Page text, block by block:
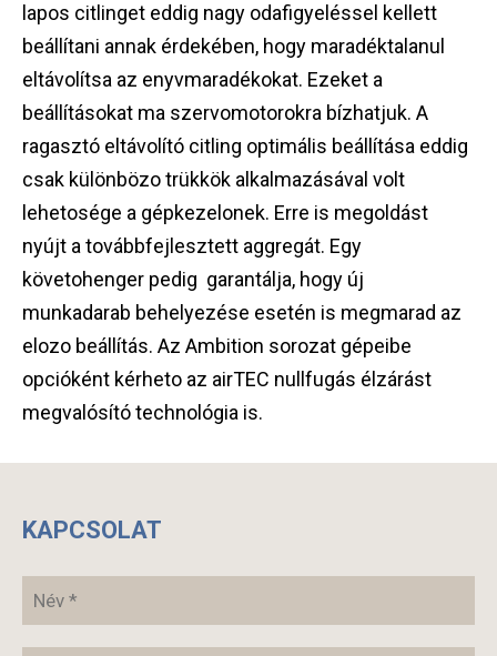
lapos citlinget eddig nagy odafigyeléssel kellett
beállítani annak érdekében, hogy maradéktalanul
eltávolítsa az enyvmaradékokat. Ezeket a
beállításokat ma szervomotorokra bízhatjuk. A
ragasztó eltávolító citling optimális beállítása eddig
csak különbözo trükkök alkalmazásával volt
lehetosége a gépkezelonek. Erre is megoldást
nyújt a továbbfejlesztett aggregát. Egy
követohenger pedig garantálja, hogy új
munkadarab behelyezése esetén is megmarad az
elozo beállítás. Az Ambition sorozat gépeibe
opcióként kérheto az airTEC nullfugás élzárást
megvalósító technológia is.
KAPCSOLAT